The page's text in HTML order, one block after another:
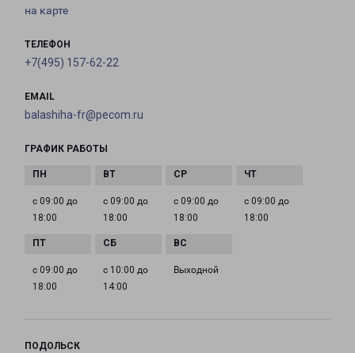
на карте
ТЕЛЕФОН
+7(495) 157-62-22
EMAIL
balashiha-fr@pecom.ru
ГРАФИК РАБОТЫ
с 09:00 до
18:00
с 09:00 до
18:00
с 09:00 до
18:00
с 09:00 до
18:00
с 09:00 до
18:00
с 10:00 до
14:00
Выходной
ПОДОЛЬСК